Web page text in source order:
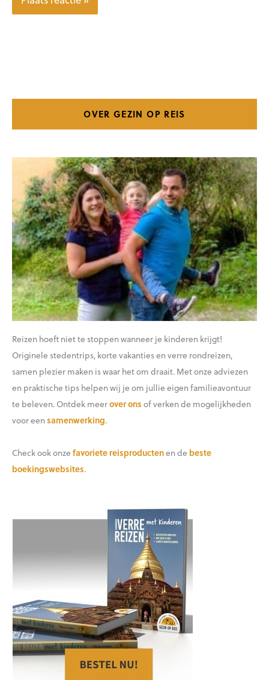
OVER GEZIN OP REIS
Reizen hoeft niet te stoppen wanneer je kinderen krijgt!
Originele stedentrips, korte vakanties en verre rondreizen,
samen plezier maken is waar het om draait. Met onze adviezen
en praktische tips helpen wij je om jullie eigen familieavontuur
te beleven. Ontdek meerover onsof verken de mogelijkheden
voor eensamenwerking.
Check ook onzefavoriete reisproductenen de beste
boekingswebsites.